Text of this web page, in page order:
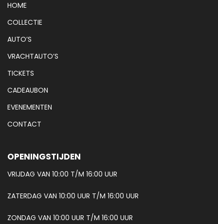
HOME
COLLECTIE
AUTO’S
VRACHTAUTO’S
TICKETS
CADEAUBON
EVENEMENTEN
CONTACT
OPENINGSTIJDEN
VRIJDAG VAN 10:00 T/M 16:00 UUR
ZATERDAG VAN 10:00 UUR T/M 16:00 UUR
ZONDAG VAN 10:00 UUR T/M 16:00 UUR